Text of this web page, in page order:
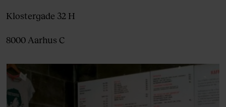
Klostergade 32 H
8000 Aarhus C